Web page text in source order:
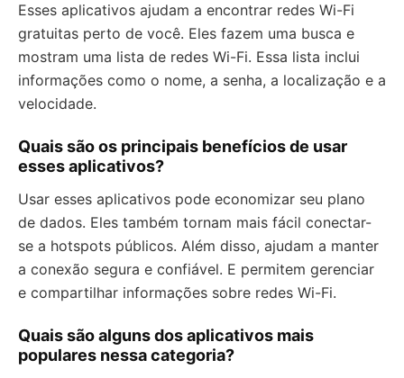
Esses aplicativos ajudam a encontrar redes Wi-Fi
gratuitas perto de você. Eles fazem uma busca e
mostram uma lista de redes Wi-Fi. Essa lista inclui
informações como o nome, a senha, a localização e a
velocidade.
Quais são os principais benefícios de usar
esses aplicativos?
Usar esses aplicativos pode economizar seu plano
de dados. Eles também tornam mais fácil conectar-
se a hotspots públicos. Além disso, ajudam a manter
a conexão segura e confiável. E permitem gerenciar
e compartilhar informações sobre redes Wi-Fi.
Quais são alguns dos aplicativos mais
populares nessa categoria?